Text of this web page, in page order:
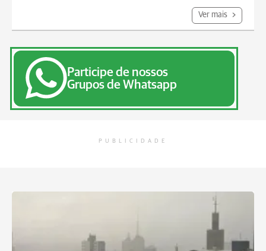
Ver mais
Participe de nossos
Grupos de Whatsapp
PUBLICIDADE